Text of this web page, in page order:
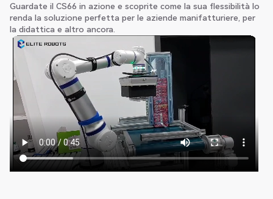
Guardate il CS66 in azione e scoprite come la sua flessibilità lo
renda la soluzione perfetta per le aziende manifatturiere, per
la didattica e altro ancora.